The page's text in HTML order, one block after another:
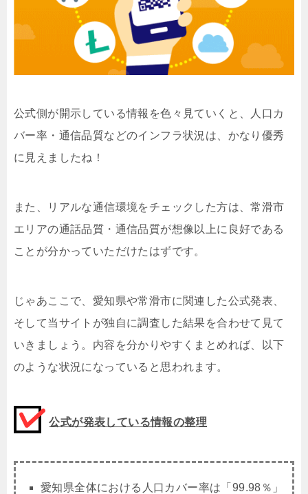
公式側が開示している情報を色々見ていくと、人口カ
バー率・通信品質などのインフラ状況は、かなり優秀
に見えましたね！
また、リアルな通信環境をチェックした方は、常滑市
エリアの通話品質・通信品質が想像以上に良好である
ことが分かっていただけたはずです。
じゃあここで、愛知県や常滑市に関連した公式発表、
そして当サイトが独自に調査した結果を合わせて見て
いきましょう。内容を分かりやすくまとめれば、以下
のような状況になっていると思われます。
公式が発表している情報の整理
愛知県全体における人口カバー率は「99.98％」